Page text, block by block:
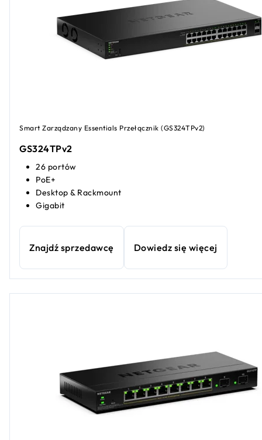
Smart Zarządzany Essentials Przełącznik (GS324TPv2)
GS324TPv2
26 portów
PoE+
Desktop & Rackmount
Gigabit
Znajdź sprzedawcę Dowiedz się więcej